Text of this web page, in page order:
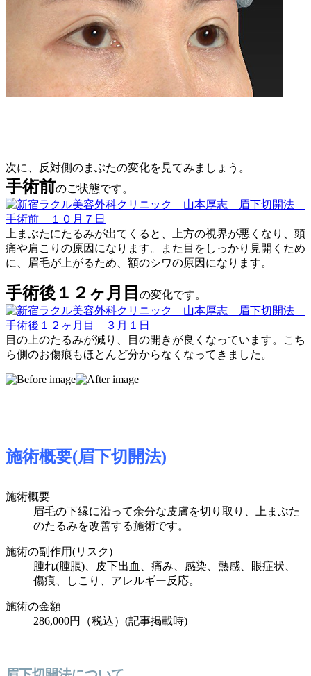
次に、反対側のまぶたの変化を見てみましょう。
手術前のご状態です。
上まぶたにたるみが出てくると、上方の視界が悪くなり、頭
痛や肩こりの原因になります。また目をしっかり見開くため
に、眉毛が上がるため、額のシワの原因になります。
手術後１２ヶ月目 の変化です。
目の上のたるみが減り、目の開きが良くなっています。こち
ら側のお傷痕もほとんど分からなくなってきました。
施術概要(眉下切開法)
施術概要
眉毛の下縁に沿って余分な皮膚を切り取り、上まぶた
のたるみを改善する施術です。
施術の副作用(リスク)
腫れ(腫脹)、皮下出血、痛み、感染、熱感、眼症状、
傷痕、しこり、アレルギー反応。
施術の金額
286,000円（税込） (記事掲載時)